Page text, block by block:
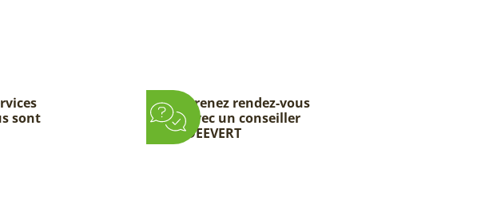
sont
Prenez rendez-vous
avec un conseiller
DEEVERT